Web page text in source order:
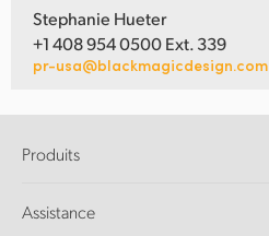
Stephanie Hueter
+1 408 954 0500 Ext. 339
pr-usa@blackmagicdesign.com
Produits
Logiciels DaVinci Resolve et Fusion
Assistance